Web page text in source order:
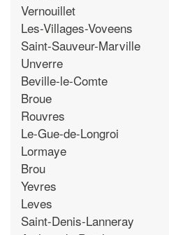
Vernouillet
Les-Villages-Voveens
Saint-Sauveur-Marville
Unverre
Beville-le-Comte
Broue
Rouvres
Le-Gue-de-Longroi
Lormaye
Brou
Yevres
Leves
Saint-Denis-Lanneray